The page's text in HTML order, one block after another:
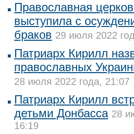
Православная
выступила с
браков 29 июля 2022
Патриарх Кирилл
православных
28 июля 2022 года, 21:07
Патриарх Кирилл
детьми Донбасса 28
16:19